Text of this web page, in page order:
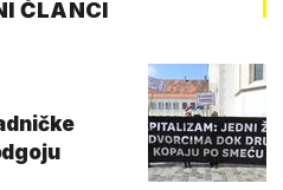
ČLANCI